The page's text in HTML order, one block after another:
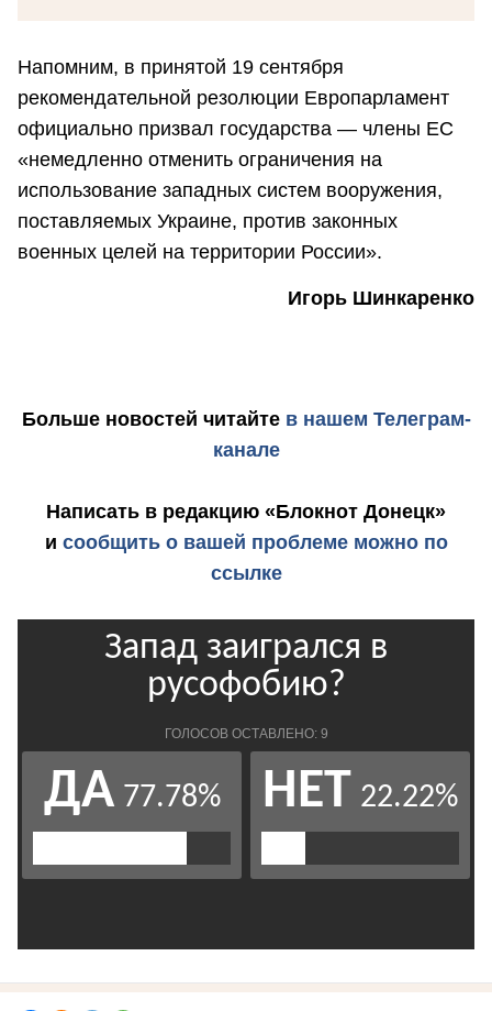
Напомним, в принятой 19 сентября
рекомендательной резолюции Европарламент
официально призвал государства — члены ЕС
«немедленно отменить ограничения на
использование западных систем вооружения,
поставляемых Украине, против законных
военных целей на территории России».
Игорь Шинкаренко
Больше новостей читайте в нашем Телеграм-
канале
Написать в редакцию «Блокнот Донецк»
и сообщить о вашей проблеме можно по
ссылке